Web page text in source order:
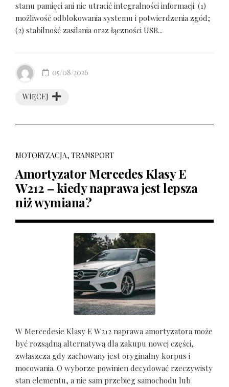
stanu pamięci ani nie utracić integralności informacji: (1)
możliwość odblokowania systemu i potwierdzenia zgód;
(2) stabilność zasilania oraz łączności USB...
WIĘCEJ
05/08/2026
MOTORYZACJA, TRANSPORT
Amortyzator Mercedes Klasy E
W212 – kiedy naprawa jest lepsza
niż wymiana?
W Mercedesie Klasy E W212 naprawa amortyzatora może
być rozsądną alternatywą dla zakupu nowej części,
zwłaszcza gdy zachowany jest oryginalny korpus i
mocowania. O wyborze powinien decydować rzeczywisty
stan elementu, a nie sam przebieg samochodu lub